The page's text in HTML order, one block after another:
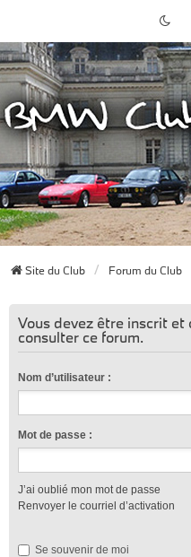
Site du Club Forum du Club
Vous devez être inscrit
consulter ce forum.
Nom d’utilisateur :
Mot de passe :
J’ai oublié mon mot de passe
Renvoyer le courriel d’activation
Se souvenir de moi